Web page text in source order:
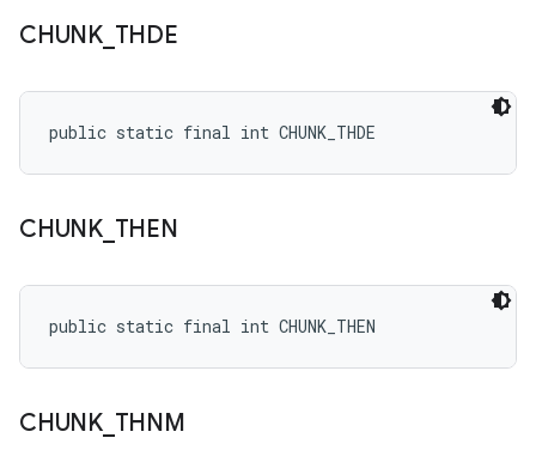
CHUNK_ THDE
public static final int CHUNK_THDE
CHUNK_ THEN
public static final int CHUNK_THEN
CHUNK_ THNM